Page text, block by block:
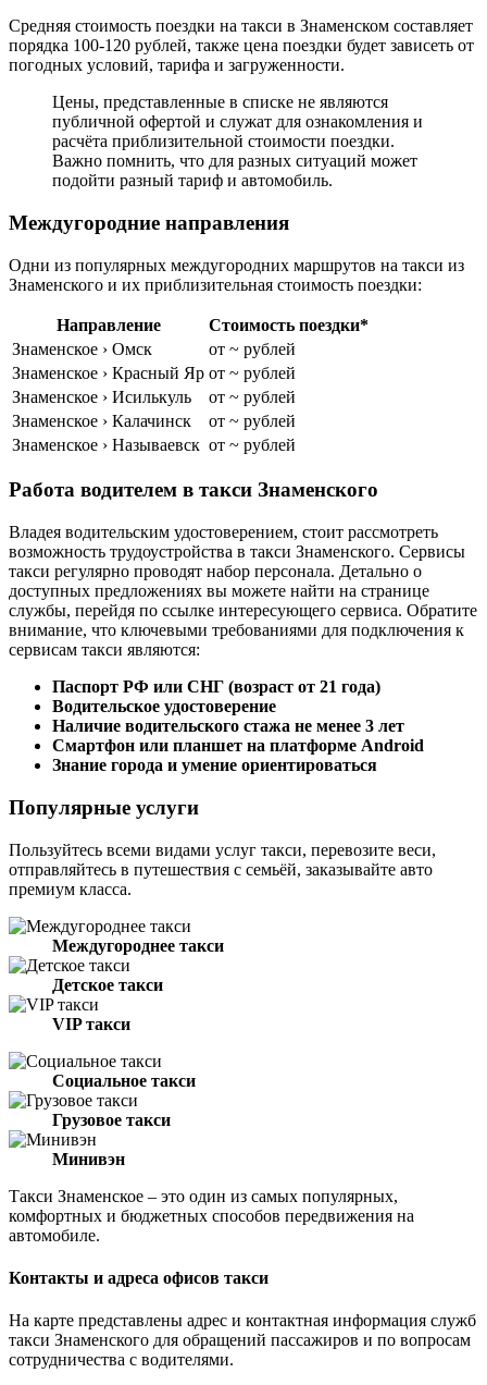
Средняя стоимость поездки на такси в Знаменском составляет
порядка 100-120 рублей, также цена поездки будет зависеть от
погодных условий, тарифа и загруженности.
Цены, представленные в списке не являются
публичной офертой и служат для ознакомления и
расчёта приблизительной стоимости поездки.
Важно помнить, что для разных ситуаций может
подойти разный тариф и автомобиль.
Междугородние направления
Одни из популярных междугородних маршрутов на такси из
Знаменского и их приблизительная стоимость поездки:
Направление
Стоимость поездки*
Знаменское › Омск
от ~ рублей
Знаменское › Красный Яр от ~ рублей
Знаменское › Исилькуль
от ~ рублей
Знаменское › Калачинск
от ~ рублей
Знаменское › Называевск от ~ рублей
Работа водителем в такси Знаменского
Владея водительским удостоверением, стоит рассмотреть
возможность трудоустройства в такси Знаменского. Сервисы
такси регулярно проводят набор персонала. Детально о
доступных предложениях вы можете найти на странице
службы, перейдя по ссылке интересующего сервиса. Обратите
внимание, что ключевыми требованиями для подключения к
сервисам такси являются:
Паспорт РФ или СНГ (возраст от 21 года)
Водительское удостоверение
Наличие водительского стажа не менее 3 лет
Смартфон или планшет на платформе Android
Знание города и умение ориентироваться
Популярные услуги
Пользуйтесь всеми видами услуг такси, перевозите веси,
отправляйтесь в путешествия с семьёй, заказывайте авто
премиум класса.
Междугороднее такси
Детское такси
VIP такси
Социальное такси
Грузовое такси
Минивэн
Такси Знаменское – это один из самых популярных,
комфортных и бюджетных способов передвижения на
автомобиле.
Контакты и адреса офисов такси
На карте представлены адрес и контактная информация служб
такси Знаменского для обращений пассажиров и по вопросам
сотрудничества с водителями.